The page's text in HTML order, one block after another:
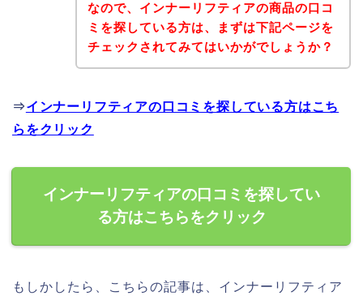
なので、インナーリフティアの商品の口コ
ミを探している方は、まずは下記ページを
チェックされてみてはいかがでしょうか？
⇒インナーリフティアの口コミを探している方はこち
らをクリック
インナーリフティアの口コミを探してい
る方はこちらをクリック
もしかしたら、こちらの記事は、インナーリフティア